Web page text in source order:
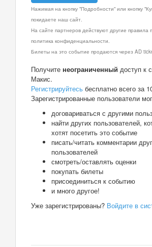
Нажимая на кнопку "Подробности" или кнопку
покидаете наш сайт.
На сайте партнеров действуют другие правила
политика конфиденциальности.
Билеты на это событие продаются через AD
Получите неограниченный доступ к
Макис.
Регистрируйтесь бесплатно всего за
Зарегистрированные пользователи
договариваться с другими
найти других пользователей,
хотят посетить это событие
писать/читать комментарии
пользователей
смотреть/оставлять оценки
покупать билеты
присоединиться к событию
и много другое!
Уже зарегистрированы? Войдите в